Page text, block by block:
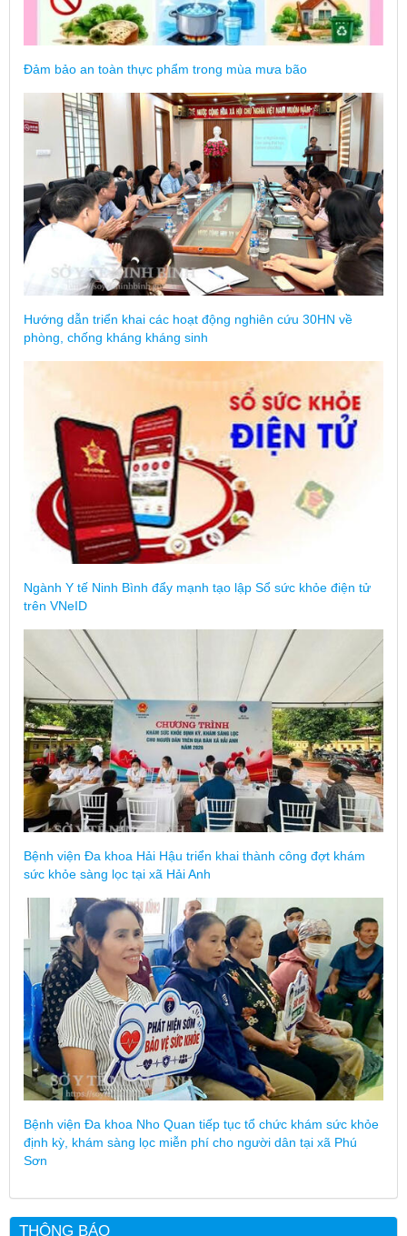
Đảm bảo an toàn thực phẩm trong mùa mưa bão
Hướng dẫn triển khai các hoạt động nghiên cứu 30HN về
phòng, chống kháng kháng sinh
Ngành Y tế Ninh Bình đẩy mạnh tạo lập Sổ sức khỏe điện tử
trên VNeID
Bệnh viện Đa khoa Hải Hậu triển khai thành công đợt khám
sức khỏe sàng lọc tại xã Hải Anh
Bệnh viện Đa khoa Nho Quan tiếp tục tổ chức khám sức khỏe
định kỳ, khám sàng lọc miễn phí cho người dân tại xã Phú
Sơn
THÔNG BÁO